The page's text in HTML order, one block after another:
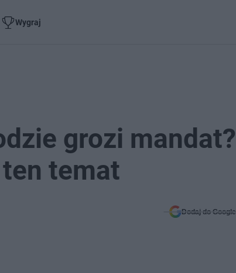
Wygraj
grozi mandat?
temat
Dodaj do Google